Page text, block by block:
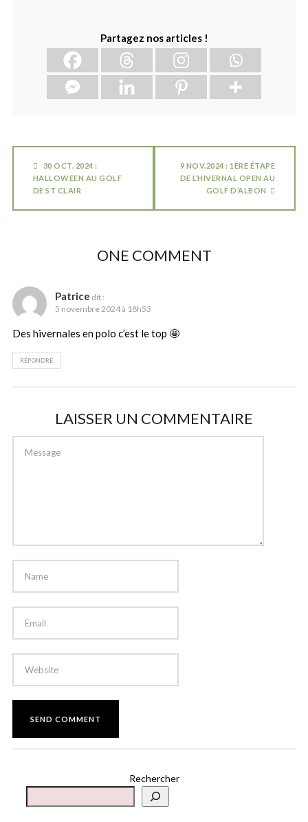
Partagez nos articles !
30 OCT. 2024 :
HALLOWEEN AU GOLF
DE ST CLAIR
9 NOV.2024 : 1ÈRE ÉTAPE
DE L’HIVERNAL OPEN AU
GOLF D’ALBON
ONE COMMENT
Patrice dit :
5 novembre 2024 à 18h53
Des hivernales en polo c’est le top 🤩
RÉPONDRE
LAISSER UN COMMENTAIRE
Rechercher